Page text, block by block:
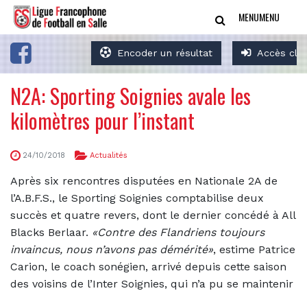
Encoder un résultat Accès
MENUMENU
N2A: Sporting Soignies avale les
kilomètres pour l’instant
24/10/2018 Actualités
Après six rencontres disputées en Nationale 2A de
l’A.B.F.S., le Sporting Soignies comptabilise deux
succès et quatre revers, dont le dernier concédé à All
Blacks Berlaar. «Contre des Flandriens toujours
invaincus, nous n’avons pas démérité», estime Patrice
Carion, le coach sonégien, arrivé depuis cette saison
des voisins de l’Inter Soignies, qui n’a pu se maintenir